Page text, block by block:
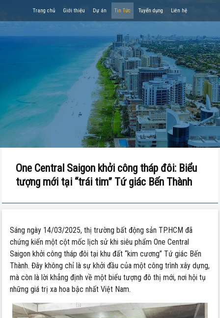
Trang chủ Giới thiệu Dự án Tin Tức Tuyển dụng Liên hệ
One Central Saigon khởi công tháp đôi: Biểu
tượng mới tại “trái tim” Tứ giác Bến Thành
Sáng ngày 14/03/2025, thị trường bất động sản TP.HCM đã
chứng kiến một cột mốc lịch sử khi siêu phẩm One Central
Saigon khởi công tháp đôi tại khu đất “kim cương” Tứ giác Bến
Thành. Đây không chỉ là sự khởi đầu của một công trình xây dựng,
mà còn là lời khẳng định về một biểu tượng đô thị mới, nơi hội tụ
những giá trị xa hoa bậc nhất Việt Nam.